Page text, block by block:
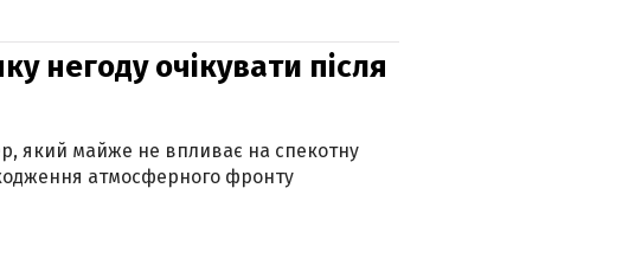
негоду очікувати після
який майже не впливає на спекотну
атмосферного фронту